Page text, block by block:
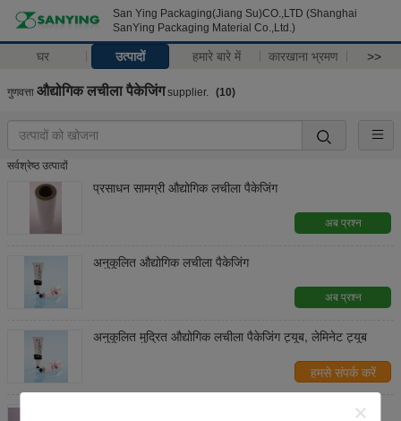
San Ying Packaging(Jiang Su)CO.,LTD (Shanghai
SanYing Packaging Material Co.,Ltd.)
घर उत्पादों हमारे बारे में कारखाना भ्रमण >>
गुणवत्ता औद्योगिक लचीला पैकेजिंगsupplier. (10)
सर्वश्रेष्ठ उत्पादों
प्रसाधन सामग्री औद्योगिक लचीला पैकेजिंग
अब प्रश्न
अनुकूलित औद्योगिक लचीला पैकेजिंग
अब प्रश्न
अनुकूलित मुद्रित औद्योगिक लचीला पैकेजिंग ट्यूब, लेमिनेट ट्यूब
हमसे संपर्क करें
कस्टम खाद्य नरम एल्यूमीनियम पन्नी, औद्योगिक लचीला पैकेजिंग